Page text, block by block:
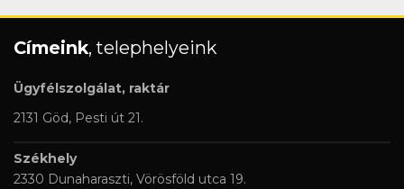
Címeink, telephelyeink
Ügyfélszolgálat, raktár
2131 Göd, Pesti út 21.
Székhely
2330 Dunaharaszti, Vörösföld utca 19.